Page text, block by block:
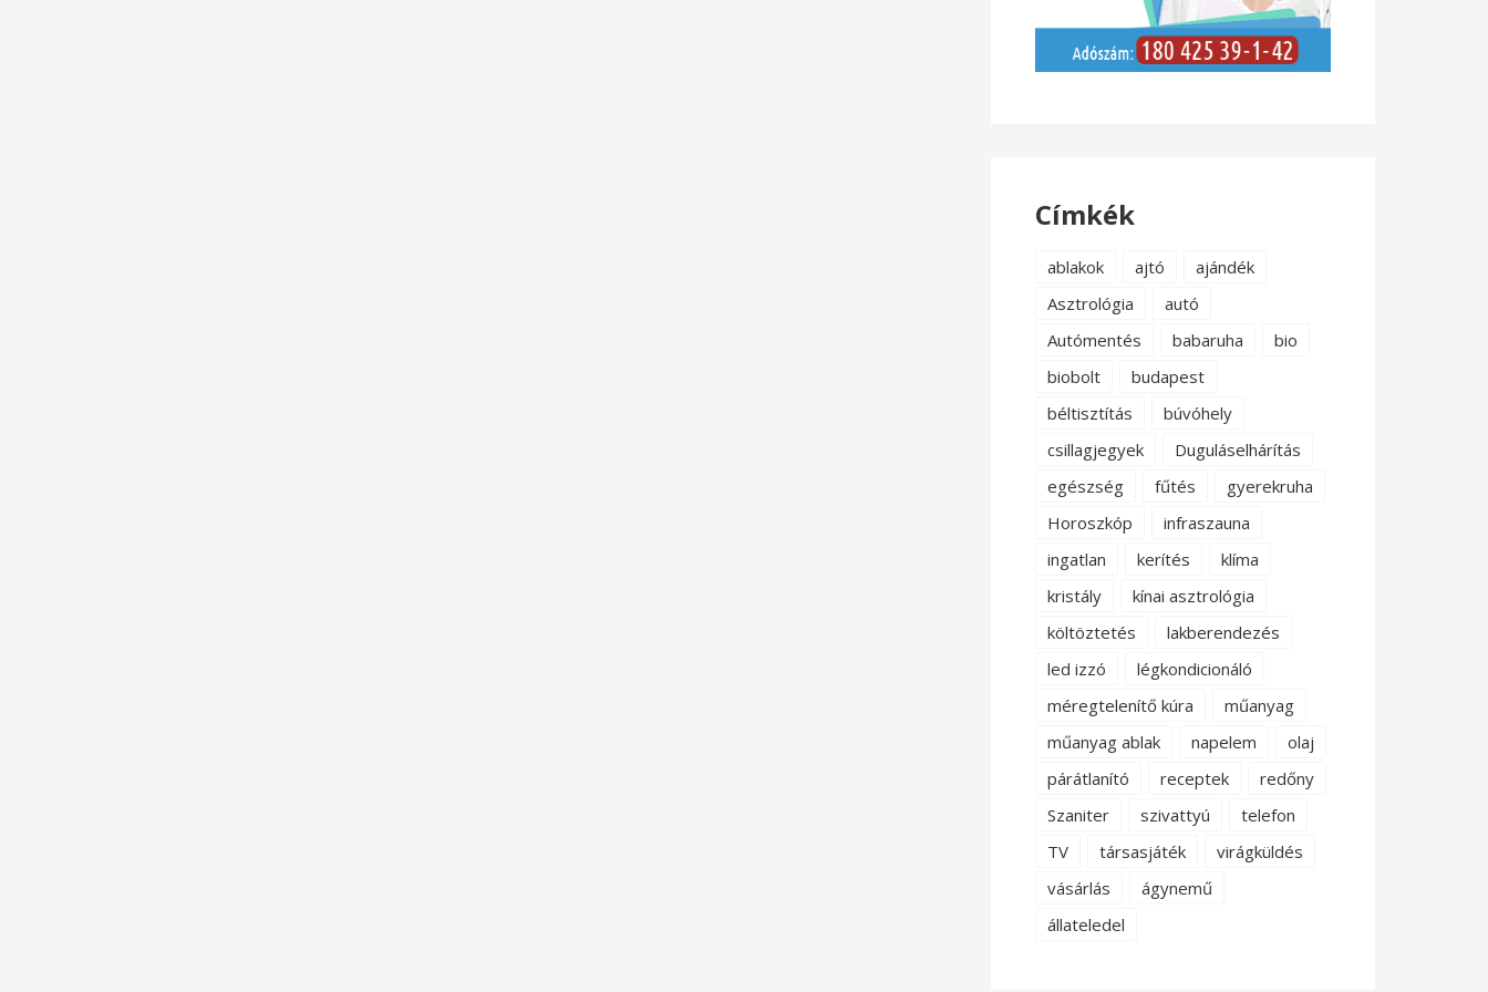
Címkék
ablakok ajtó
ajándék
Asztrológia
autó
Autómentés
babaruha
bio
biobolt
budapest
béltisztítás
búvóhely
csillagjegyek
Duguláselhárítás
egészség
fűtés
gyerekruha
Horoszkóp
infraszauna
ingatlan
kerítés
klíma
kristály
kínai asztrológia
költöztetés
lakberendezés
led izzó
légkondicionáló
méregtelenítő kúra
műanyag
műanyag ablak
napelem
olaj
párátlanító
receptek
redőny
Szaniter
szivattyú
telefon
TV
társasjáték
virágküldés
vásárlás
ágynemű
állateledel